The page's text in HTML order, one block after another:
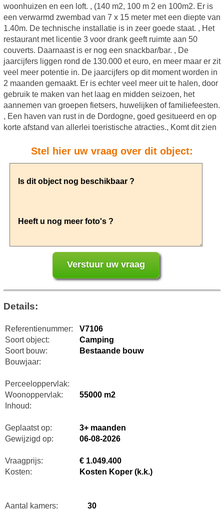
woonhuizen en een loft. , (140 m2, 100 m 2 en 100m2. Er is
een verwarmd zwembad van 7 x 15 meter met een diepte van
1.40m. De technische installatie is in zeer goede staat. , Het
restaurant met licentie 3 voor drank geeft ruimte aan 50
couverts. Daarnaast is er nog een snackbar/bar. , De
jaarcijfers liggen rond de 130.000 et euro, en meer maar er zit
veel meer potentie in. De jaarcijfers op dit moment worden in
2 maanden gemaakt. Er is echter veel meer uit te halen, door
gebruik te maken van het laag en midden seizoen, het
aannemen van groepen fietsers, huwelijken of familiefeesten.
, Een haven van rust in de Dordogne, goed gesitueerd en op
korte afstand van allerlei toeristische atracties., Komt dit zien
Stel hier uw vraag over dit object:
Details:
Referentienummer:
V7106
Soort object:
Camping
Soort bouw:
Bestaande bouw
Bouwjaar:
Perceeloppervlak:
Woonoppervlak:
55000 m2
Inhoud:
Geplaatst op:
3+ maanden
Gewijzigd op:
06-08-2026
Vraagprijs:
€ 1.049.400
Kosten:
Kosten Koper (k.k.)
Aantal kamers: 30